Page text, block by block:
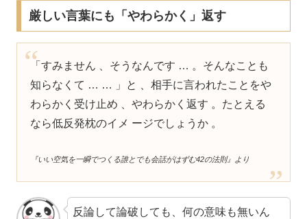
厳しい言葉にも「やわらかく」返す
「すみません 、そうなんです … 。そんなことも
知らなくて … … 」と 、相手に言われたことをや
わらかく受け止め 、やわらかく返す 。たとえる
なら低反発枕のイメ ージでしょうか 。
『いい空気を一瞬でつくる誰とでも会話がはずむ42の法則』より
反論して論破しても、何の意味も無いん